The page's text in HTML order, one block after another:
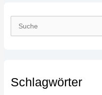
e
Schlagwörter